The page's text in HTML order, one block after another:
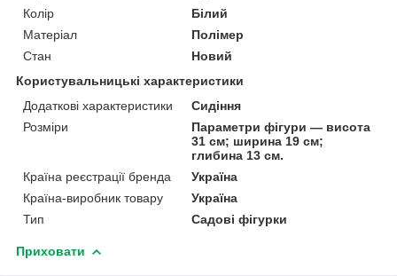
Колір
Білий
Матеріал
Полімер
Стан
Новий
Користувальницькі характеристики
Додаткові характеристики
Сидіння
Розміри
Параметри фігури — висота
31 см; ширина 19 см;
глибина 13 см.
Країна реєстрації бренда
Україна
Країна-виробник товару
Україна
Тип
Садові фігурки
Приховати